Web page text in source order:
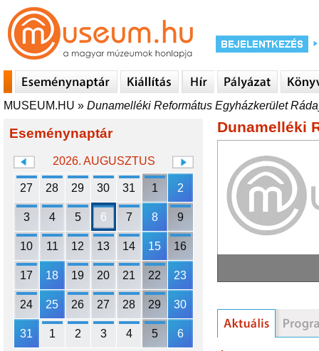
MUSEUM.HU » Dunamelléki Református Egyházkerület
Eseménynaptár
2026. AUGUSZTUS
27 28 29 30 31 1 2
3 4 5 6 7 8 9
10 11 12 13 14 15 16
17 18 19 20 21 22 23
24 25 26 27 28 29 30
31 1 2 3 4 5 6
Dunamelléki